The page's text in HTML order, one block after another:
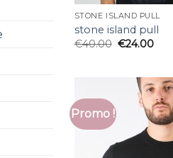
STONE ISLAND PULL
stone island pull
€40.00 €24.00
Promo !